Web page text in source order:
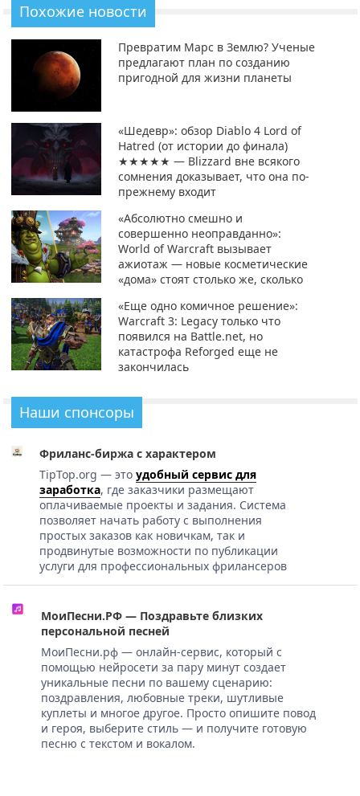
Похожие новости
Превратим Марс в Землю? Ученые
предлагают план по созданию
пригодной для жизни планеты
«Шедевр»: обзор Diablo 4 Lord of
Hatred (от истории до финала)
★★★★★ — Blizzard вне всякого
сомнения доказывает, что она по-
прежнему входит
«Абсолютно смешно и
совершенно неоправданно»:
World of Warcraft вызывает
ажиотаж — новые косметические
«дома» стоят столько же, сколько
«Еще одно комичное решение»:
Warcraft 3: Legacy только что
появился на Battle.net, но
катастрофа Reforged еще не
закончилась
Наши спонсоры
Фриланс-биржа с характером
TipTop.org — это удобный сервис для
заработка, где заказчики размещают
оплачиваемые проекты и задания. Система
позволяет начать работу с выполнения
простых заказов как новичкам, так и
продвинутые возможности по публикации
услуги для профессиональных фрилансеров
МоиПесни.РФ — Поздравьте близких
персональной песней
МоиПесни.рф — онлайн-сервис, который с
помощью нейросети за пару минут создает
уникальные песни по вашему сценарию:
поздравления, любовные треки, шутливые
куплеты и многое другое. Просто опишите повод
и героя, выберите стиль — и получите готовую
песню с текстом и вокалом.